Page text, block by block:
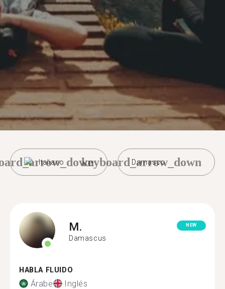
Italiano Damasco
keyboard_arrow_down
M.
Damascus
NEW
HABLA FLUIDO
Árabe Inglés